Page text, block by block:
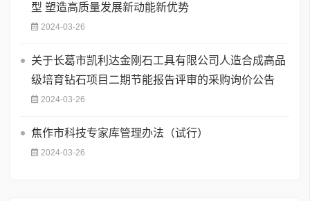
型 塑造高质量发展新动能新优势
2024-03-26
关于长葛市凯利达金刚石工具有限公司人造合成高品
级培育钻石项目二期节能报告评审的采购询价公告
2024-03-26
焦作市科技专家库管理办法（试行）
2024-03-26